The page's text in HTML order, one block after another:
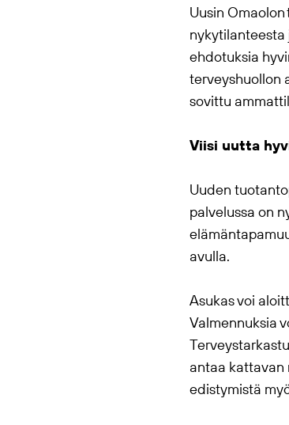
Uusin Omaolon
nykytilanteesta
ehdotuksia
terveyshuollon
sovittu
Viisi uutta
Uuden
palvelussa on
avulla.
Asukas voi
Valmennuksia
antaa kattavan
edistymistä